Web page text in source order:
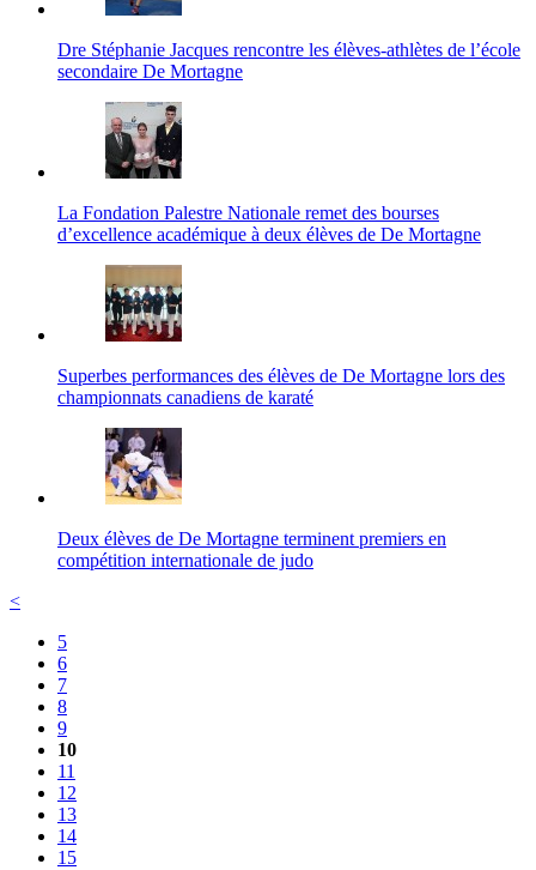
Dre Stéphanie Jacques rencontre les élèves-athlètes de l’école
secondaire De Mortagne
La Fondation Palestre Nationale remet des bourses
d’excellence académique à deux élèves de De Mortagne
Superbes performances des élèves de De Mortagne lors des
championnats canadiens de karaté
Deux élèves de De Mortagne terminent premiers en
compétition internationale de judo
<
5
6
7
8
9
10
11
12
13
14
15